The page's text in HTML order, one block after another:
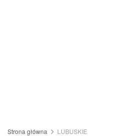
Strona główna LUBUSKIE